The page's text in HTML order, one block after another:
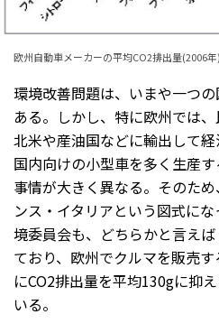
欧州自動車メーカーの平均CO2排出量(2006年)
環境改善問題は、いまや一つ
ある。しかし、特に欧州では
北米や産油国などに輸出して経
国内向けの小型車を多く生産
事情が大きく異なる。そのた
ンス・イタリアという図式に
境委員会も、どちらかと言え
ており、欧州でクルマを販売
にCO2排出量を平均130gに抑
いる。